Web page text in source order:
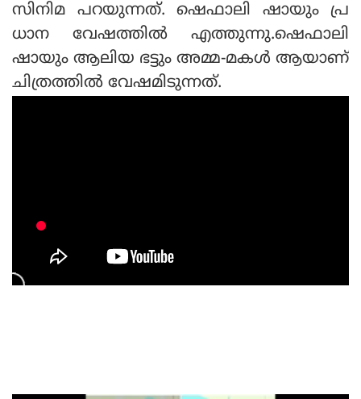
സിനിമ പറയുന്നത്. ഷെഫാലി ഷായും പ്ര
ധാന വേഷത്തില്‍ എത്തുന്നു.ഷെഫാലി
ഷായും ആലിയ ഭട്ടും അമ്മ-മകള്‍ ആയാണ്
ചിത്രത്തില്‍ വേഷമിടുന്നത്.